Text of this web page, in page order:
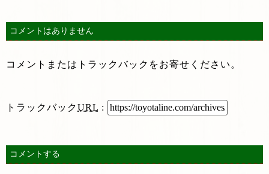
コメントはありません
コメントまたはトラックバックをお寄せください。
トラックバックURL :
コメントする